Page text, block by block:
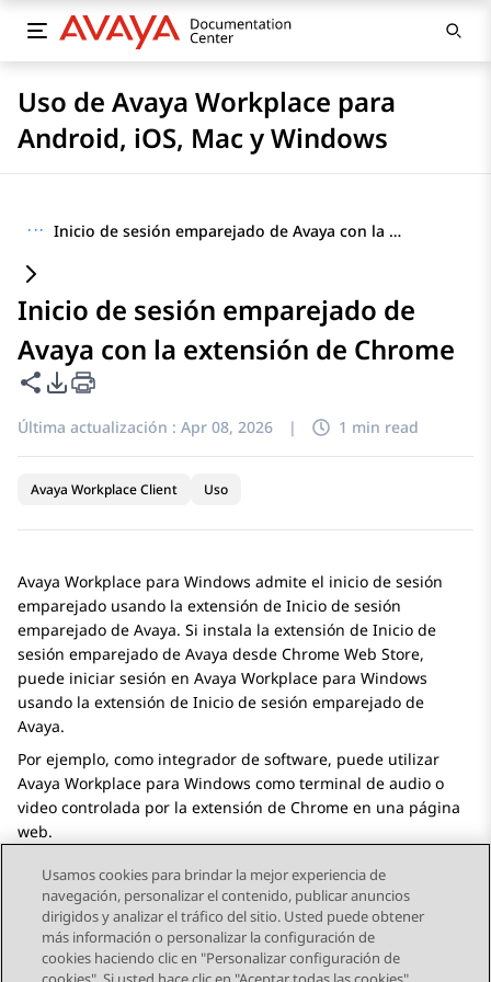
Uso de Avaya Workplace para
Android, iOS, Mac y Windows
··· Inicio de sesión emparejado de Avaya con la extensión de Chrome
Inicio de sesión emparejado de
Avaya con la extensión de Chrome
Compartir esta página
Opciones de exportación de PDF
Última actualización : Apr 08, 2026 | 1 min read
Avaya Workplace Client Uso
Avaya Workplace para Windows admite el inicio de sesión
emparejado usando la extensión de Inicio de sesión
emparejado de Avaya. Si instala la extensión de Inicio de
sesión emparejado de Avaya desde Chrome Web Store,
puede iniciar sesión en Avaya Workplace para Windows
usando la extensión de Inicio de sesión emparejado de
Avaya.
Por ejemplo, como integrador de software, puede utilizar
Avaya Workplace para Windows como terminal de audio o
video controlada por la extensión de Chrome en una página
web.
Send Feedback
Usamos cookies para brindar la mejor experiencia de
navegación, personalizar el contenido, publicar anuncios
dirigidos y analizar el tráfico del sitio. Usted puede obtener
más información o personalizar la configuración de
cookies haciendo clic en "Personalizar configuración de